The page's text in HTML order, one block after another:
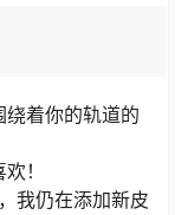
着你的轨道的
！
我仍在添加新皮